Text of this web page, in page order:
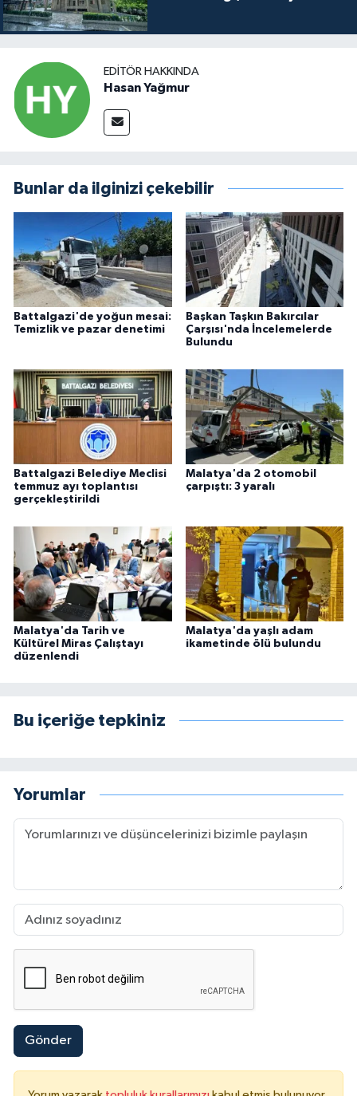
EDITÖR HAKKINDA
Hasan Yağmur
Bunlar da ilginizi çekebilir
Battalgazi'de yoğun mesai:
Temizlik ve pazar denetimi
Başkan Taşkın Bakırcılar
Çarşısı'nda İncelemelerde
Bulundu
Battalgazi Belediye Meclisi
temmuz ayı toplantısı
gerçekleştirildi
Malatya'da 2 otomobil
çarpıştı: 3 yaralı
Malatya'da Tarih ve
Kültürel Miras Çalıştayı
düzenlendi
Malatya'da yaşlı adam
ikametinde ölü bulundu
Bu içeriğe tepkiniz
Yorumlar
Gönder